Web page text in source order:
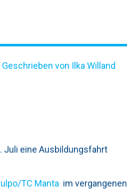
Geschrieben von Ilka Willand
Juli eine Ausbildungsfahrt
TC Manta im vergangenen